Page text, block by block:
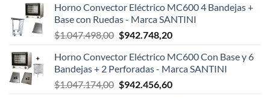
original
era:
$124.999,00.
actual
es:
$108.199,00.
Horno Convector Eléctrico MC600 4 Bandejas +
Base con Ruedas - Marca SANTINI
$1.047.498,00 El
original
era:
$1.047.498,00.
$942.748,20El
actual
es:
$942.748,20.
Horno Convector Eléctrico MC600 Con Base y 6
Bandejas + 2 Perforadas - Marca SANTINI
$1.047.174,00 El
$942.456,60El